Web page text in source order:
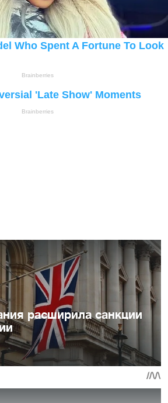
расширила санкции